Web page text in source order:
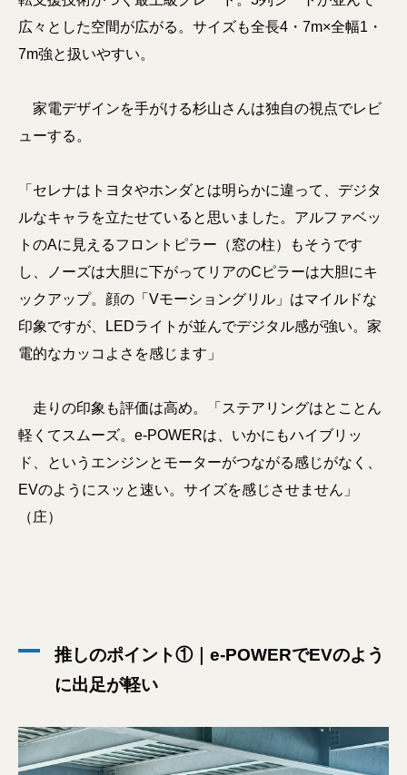
広々とした空間が広がる。サイズも全長4・7m×全幅1・
7m強と扱いやすい。
家電デザインを手がける杉山さんは独自の視点でレビ
ューする。
「セレナはトヨタやホンダとは明らかに違って、デジタ
ルなキャラを立たせていると思いました。アルファベッ
トのAに見えるフロントピラー（窓の柱）もそうです
し、ノーズは大胆に下がってリアのCピラーは大胆にキ
ックアップ。顔の「Vモーショングリル」はマイルドな
印象ですが、LEDライトが並んでデジタル感が強い。家
電的なカッコよさを感じます」
走りの印象も評価は高め。「ステアリングはとことん
軽くてスムーズ。e-POWERは、いかにもハイブリッ
ド、というエンジンとモーターがつながる感じがなく、
EVのようにスッと速い。サイズを感じさせません」
（庄）
推しのポイント①｜e-POWERでEVのよう
に出足が軽い